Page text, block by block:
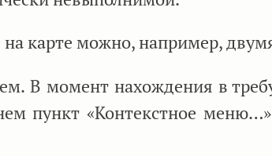
карте можно, например,
В момент нахождения в
пункт «Контекстное